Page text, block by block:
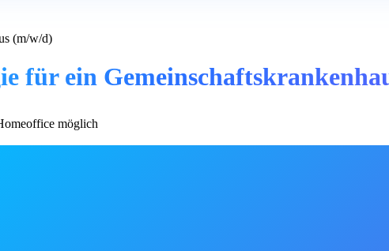
(m/w/d)
für ein
möglich